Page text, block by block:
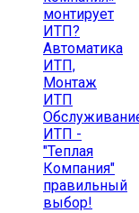
монтирует
ИТП?
Автоматика
ИТП,
Монтаж
ИТП
ИТП -
"Теплая
Компания"
правильный
выбор!